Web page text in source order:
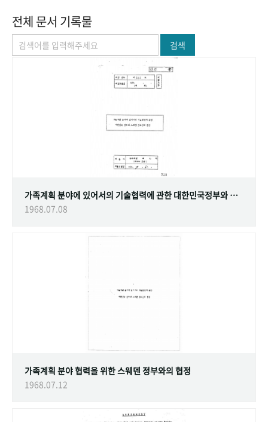
전체 문서 기록물
검색
가족계획 분야에 있어서의 기술협력에 관한 대한민국정부와 스웨덴 정부간의 협정
1968.07.08
가족계획 분야 협력을 위한 스웨덴 정부와의 협정
1968.07.12